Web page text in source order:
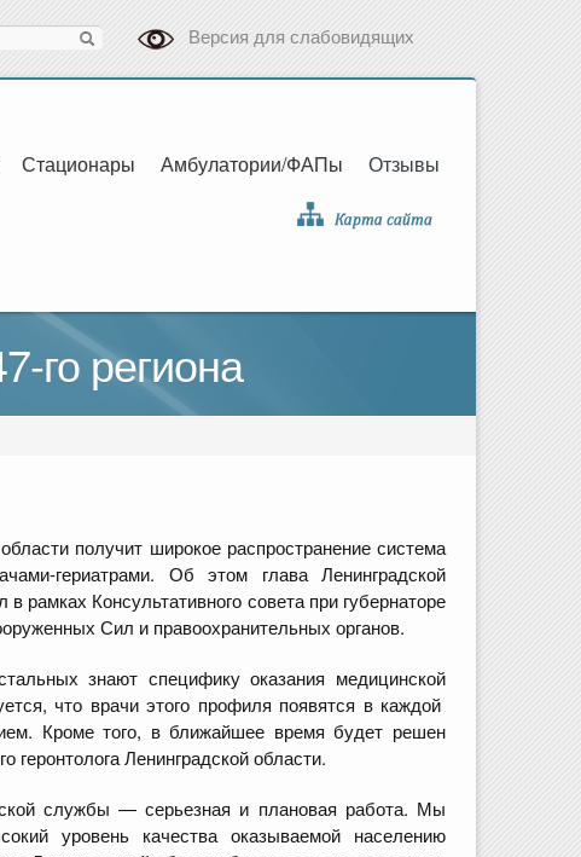
Версия для слабовидящих
Стационары Амбулатории/ФАПы Отзывы
го региона
получит широкое распространение система
гериатрами. Об этом глава Ленинградской
рамках Консультативного совета при губернаторе
Сил и правоохранительных органов.
знают специфику оказания медицинской
что врачи этого профиля появятся в каждой
Кроме того, в ближайшее время будет решен
геронтолога Ленинградской области.
службы — серьезная и плановая работа. Мы
уровень качества оказываемой населению